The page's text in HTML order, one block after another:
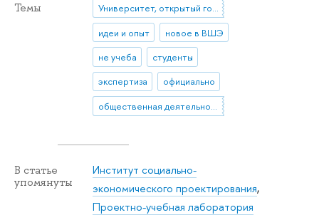
Темы
Университет, открытый городу
идеи и опыт
новое в ВШЭ
не учеба
студенты
экспертиза
официально
общественная деятельность
В статье
упомянуты
Институт социально-
экономического проектирования,
Проектно-учебная лаборатория